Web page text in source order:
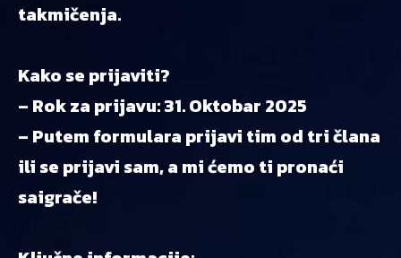
takmičenja.
Kako se prijaviti?
– Rok za prijavu: 31. Oktobar 2025
– Putem formulara prijavi tim od tri člana
ili se prijavi sam, a mi ćemo ti pronaći
saigrače!